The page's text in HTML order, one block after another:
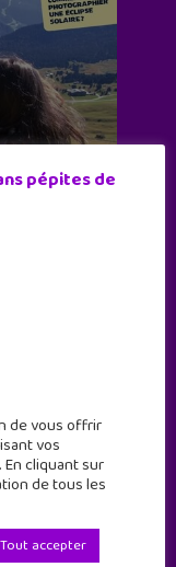
pépites de
de vous offrir
vos
cliquant sur
de tous les
Tout accepter